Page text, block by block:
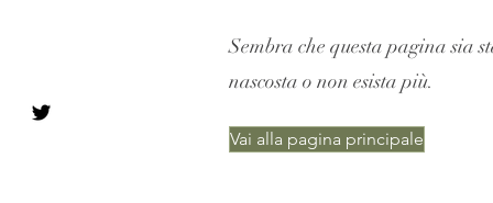
Sembra che questa pagina sia
nascosta o non esista più.
Vai alla pagina principale